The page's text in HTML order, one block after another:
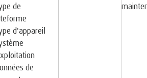
de
d'appareil
de